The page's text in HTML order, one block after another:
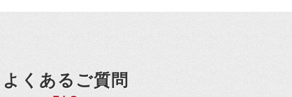
よくあるご質問